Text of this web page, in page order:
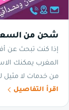
شحن من
إذا كنت تبحث عن
المغرب يمكنك
من خدمات لا مثيل
اقرأ التفاصيل